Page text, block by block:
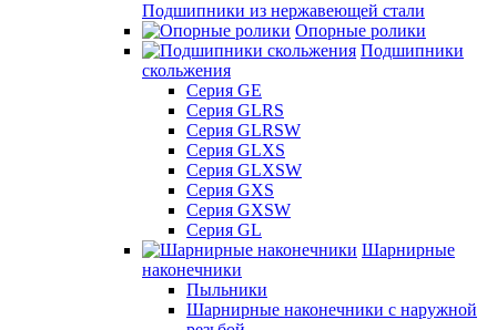
Подшипники из нержавеющей стали
Опорные ролики
Подшипники
скольжения
Серия GE
Серия GLRS
Серия GLRSW
Серия GLXS
Серия GLXSW
Серия GXS
Серия GXSW
Серия GL
Шарнирные
наконечники
Пыльники
Шарнирные наконечники с наружной